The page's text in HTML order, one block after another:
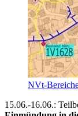
NVt-
15.06.-16.06.: